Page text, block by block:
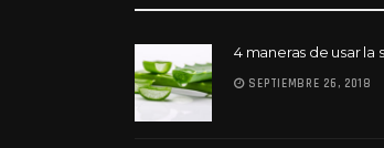
4 maneras de usar la
SEPTIEMBRE 26, 2018